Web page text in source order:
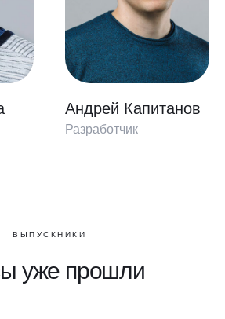
Андрей Капитанов
Разработчик
ВЫПУСКНИКИ
уже прошли